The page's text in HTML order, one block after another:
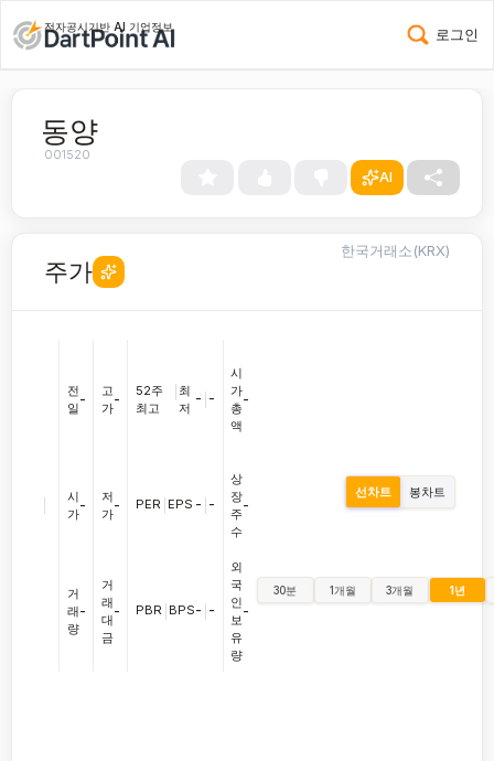
전자공시기반 AI 기업정보 로그인
동양
001520
AI
주가
한국거래소(KRX)
전
일
-
시
가
-
거
래
량
-
고
가
-
저
가
-
거
래
대
금
-
52주
최고
최
저
- -
PER EPS - -
PBR BPS- -
시
가
총
액
-
상
장
주
수
-
외
국
인
보
유
량
-
선차트 봉차트
30분 1개월 3개월 1년